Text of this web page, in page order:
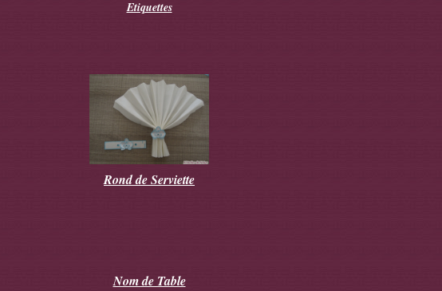
Etiquettes
Rond de Serviette
Nom de Table